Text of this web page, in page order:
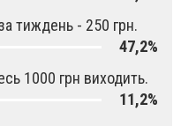
тиждень - 250 грн.
47,2%
1000 грн виходить.
11,2%